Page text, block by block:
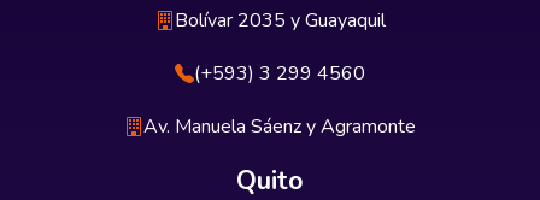
Bolívar 2035 y Guayaquil
(+593) 3 299 4560
Av. Manuela Sáenz y Agramonte
Quito